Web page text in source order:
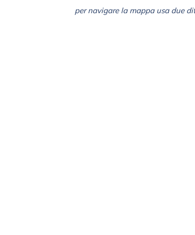
per navigare la mappa usa due